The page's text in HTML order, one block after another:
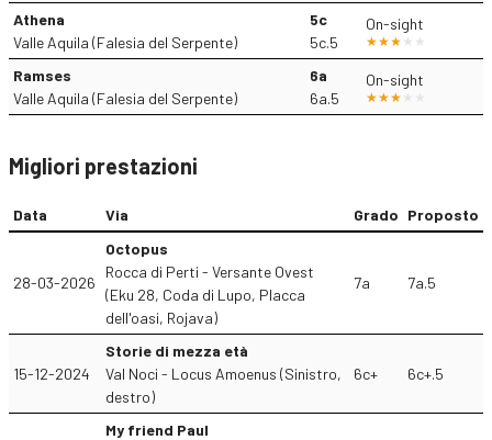
Athena
Valle Aquila (Falesia del Serpente)
5c
5c.5
On-sight
Ramses
Valle Aquila (Falesia del Serpente)
6a
6a.5
On-sight
Migliori prestazioni
Data Via Grado Proposto
28-03-2026
Octopus
Rocca di Perti - Versante Ovest
(Eku 28, Coda di Lupo, Placca
dell'oasi, Rojava)
7a 7a.5
15-12-2024
Storie di mezza età
Val Noci - Locus Amoenus (Sinistro,
destro)
6c+ 6c+.5
My friend Paul